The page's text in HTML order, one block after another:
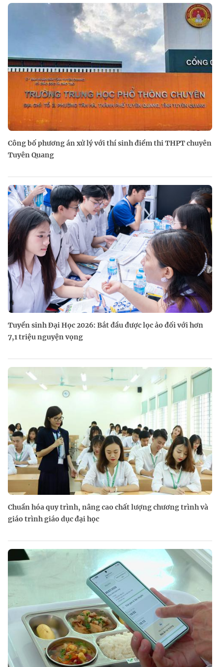
Công bố phương án xử lý với thí sinh điểm thi THPT chuyên
Tuyên Quang
Tuyển sinh Đại Học 2026: Bắt đầu được lọc ảo đối với hơn
7,1 triệu nguyện vọng
Chuẩn hóa quy trình, nâng cao chất lượng chương trình và
giáo trình giáo dục đại học